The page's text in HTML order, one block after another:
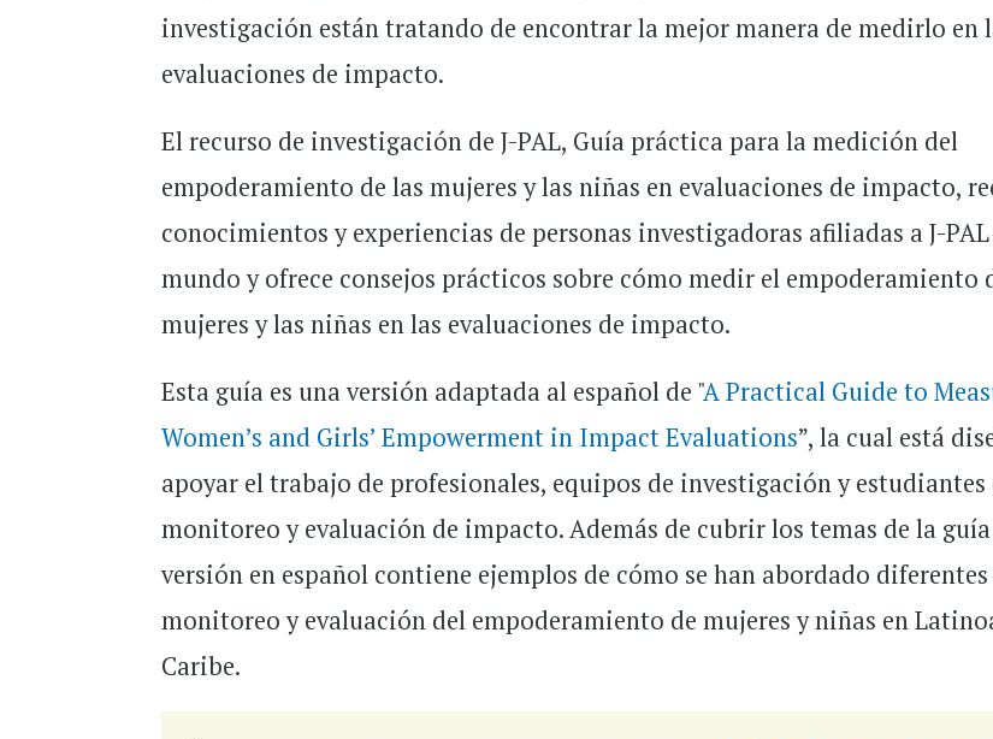
investigación están tratando de encontrar la mejor manera de medirlo en
evaluaciones de impacto.
El recurso de investigación de J-PAL, Guía práctica para la medición del
empoderamiento de las mujeres y las niñas en evaluaciones de impacto,
conocimientos y experiencias de personas investigadoras afiliadas a J-
mundo y ofrece consejos prácticos sobre cómo medir el empoderamiento
mujeres y las niñas en las evaluaciones de impacto.
Esta guía es una versión adaptada al español de "A Practical Guide to
Women’s and Girls’ Empowerment in Impact Evaluations”, la cual está
apoyar el trabajo de profesionales, equipos de investigación y estudiantes
monitoreo y evaluación de impacto. Además de cubrir los temas de la
versión en español contiene ejemplos de cómo se han abordado diferentes
monitoreo y evaluación del empoderamiento de mujeres y niñas en
Caribe.